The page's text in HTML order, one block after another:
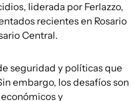
liderada por Ferlazzo,
recientes en Rosario
Central.
seguridad y políticas que
embargo, los desafíos son
y